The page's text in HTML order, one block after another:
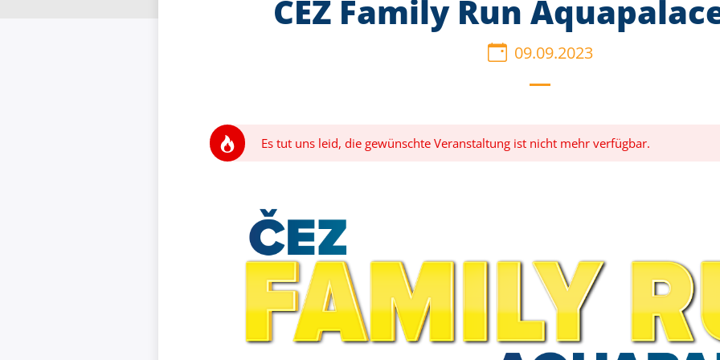
ČEZ Family Run
09.09.2023
Es tut uns leid, die gewünschte Veranstaltung ist nicht mehr verfügbar.